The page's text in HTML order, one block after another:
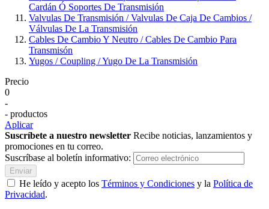
Cardán Ó Soportes De Transmisión
Valvulas De Transmisión / Valvulas De Caja De Cambios /
Válvulas De La Transmisión
Cables De Cambio Y Neutro / Cables De Cambio Para
Transmisón
Yugos / Coupling / Yugo De La Transmisión
Precio
0
-
- productos
Aplicar
Suscríbete a nuestro newsletter Recibe noticias, lanzamientos y
promociones en tu correo.
Suscríbase al boletín informativo:
Enviar
He leído y acepto los Términos y Condiciones y la Política de
Privacidad.